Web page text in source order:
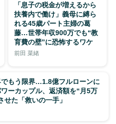
「息子の税金が増えるから
扶養内で働け」義母に縛ら
れる45歳パート主婦の葛
藤…世帯年収900万でも“教
育費の壁”に恐怖するワケ
前田 菜緒
もう限界…1.8億フルローンに
ーカップル、返済額を“月5万
せた「救いの一手」